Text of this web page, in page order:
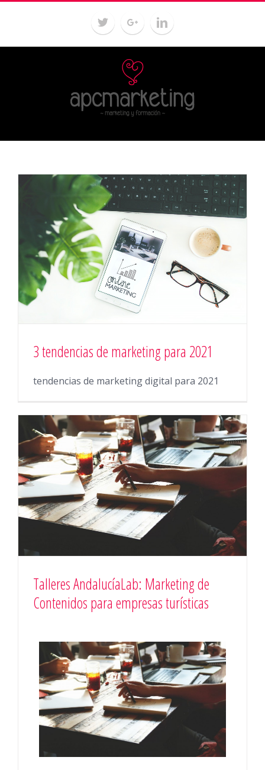
3 tendencias de marketing para 2021
tendencias de marketing digital para 2021
Talleres AndalucíaLab: Marketing de
Contenidos para empresas turísticas